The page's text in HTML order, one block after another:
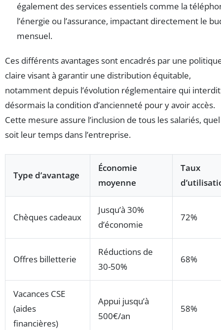
également des services essentiels comme la
l’énergie ou l’assurance, impactant directement le
mensuel.
Ces différents avantages sont encadrés par une
claire visant à garantir une distribution équitable,
notamment depuis l’évolution réglementaire qui interdit
désormais la condition d’ancienneté pour y avoir accès.
Cette mesure assure l’inclusion de tous les salariés,
soit leur temps dans l’entreprise.
Type d’avantage
Économie
moyenne
Taux
Chèques cadeaux
Jusqu’à 30%
d’économie
72%
Offres billetterie
Réductions de
30-50%
68%
Vacances CSE
(aides
financières)
Appui jusqu’à
500€/an
58%